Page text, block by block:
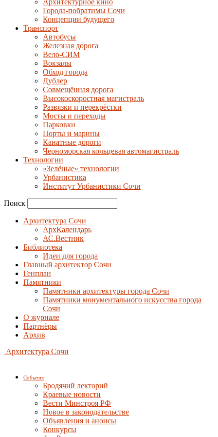
Архитектурное кино
Города-побратимы Сочи
Концепции будущего
Транспорт
Автобусы
Железная дорога
Вело-СИМ
Вокзалы
Обход города
Дублер
Совмещённая дорога
Высокоскоростная магистраль
Развязки и перекрёстки
Мосты и переходы
Парковки
Порты и марины
Канатные дороги
Черноморская кольцевая автомагистраль
Технологии
«Зелёные» технологии
Урбанистика
Институт Урбанистики Сочи
Поиск
Архитектура Сочи
АрхКалендарь
АС.Вестник
Библиотека
Идеи для города
Главный архитектор Сочи
Генплан
Памятники
Памятники архитектуры города Сочи
Памятники монументального искусства города
Сочи
О журнале
Партнёры
Архив
Архитектура Сочи
События
Бродячий лекторий
Краевые новости
Вести Минстроя РФ
Новое в законодательстве
Объявления и анонсы
Конкурсы